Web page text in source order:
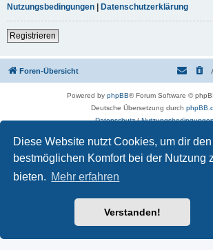
Diese Website nutzt Cookies, um dir den
bestmöglichen Komfort bei der Nutzung
bieten. Mehr erfahren
Verstanden!
Nutzungsbedingungen | Datenschutzerklärung
Registrieren
Foren-Übersicht
Powered by phpBB® Forum Software ©
Deutsche Übersetzung durch
Datenschutz|